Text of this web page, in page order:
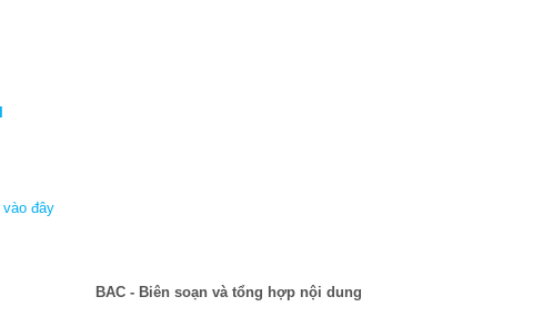
vào đây
BAC - Biên soạn và tổng hợp nội dung